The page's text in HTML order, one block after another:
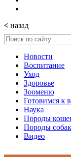
< назад
Новости
Воспитание
Уход
Здоровье
Зооменю
Готовимся к
Наука
Породы
Породы собак
Видео